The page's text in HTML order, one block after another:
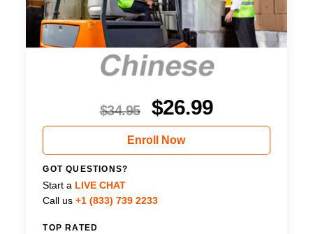
$34.95 $26.99
Enroll Now
GOT QUESTIONS?
Start a LIVE CHAT
Call us +1 (833) 739 2233
TOP RATED